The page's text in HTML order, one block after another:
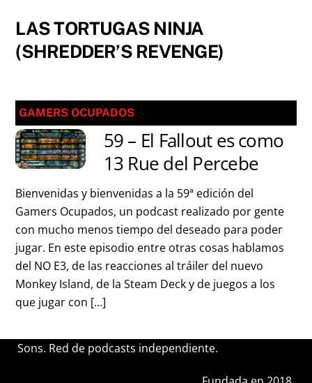
LAS TORTUGAS NINJA
(SHREDDER’S REVENGE)
GAMERS OCUPADOS
59 – El Fallout es como
13 Rue del Percebe
Bienvenidas y bienvenidas a la 59ª edición del
Gamers Ocupados, un podcast realizado por gente
con mucho menos tiempo del deseado para poder
jugar. En este episodio entre otras cosas hablamos
del NO E3, de las reacciones al tráiler del nuevo
Monkey Island, de la Steam Deck y de juegos a los
que jugar con […]
Sons. Red de podcasts independiente.